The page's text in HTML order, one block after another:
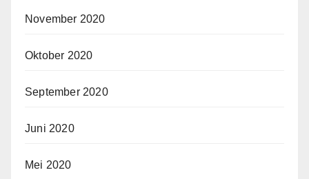
November 2020
Oktober 2020
September 2020
Juni 2020
Mei 2020